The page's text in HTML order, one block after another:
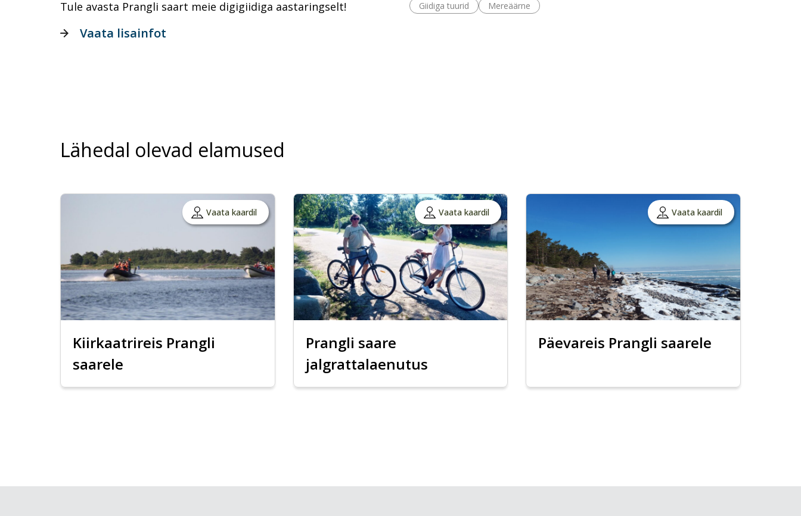
Tule avasta Prangli saart meie digigiidiga aastaringselt!
Giidiga tuurid Mereäärne
Vaata lisainfot
Lähedal olevad elamused
Vaata kaardil
Kiirkaatrireis Prangli
saarele
Vaata kaardil
Prangli saare
jalgrattalaenutus
Vaata kaardil
Päevareis Prangli saarele